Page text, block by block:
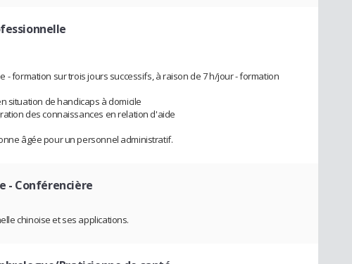
- formation sur trois jours successifs, à raison de 7 h/jour - formation
situation de handicaps à domicile
des connaissances en relation d'aide
âgée pour un personnel administratif.
- Conférencière
chinoise et ses applications.